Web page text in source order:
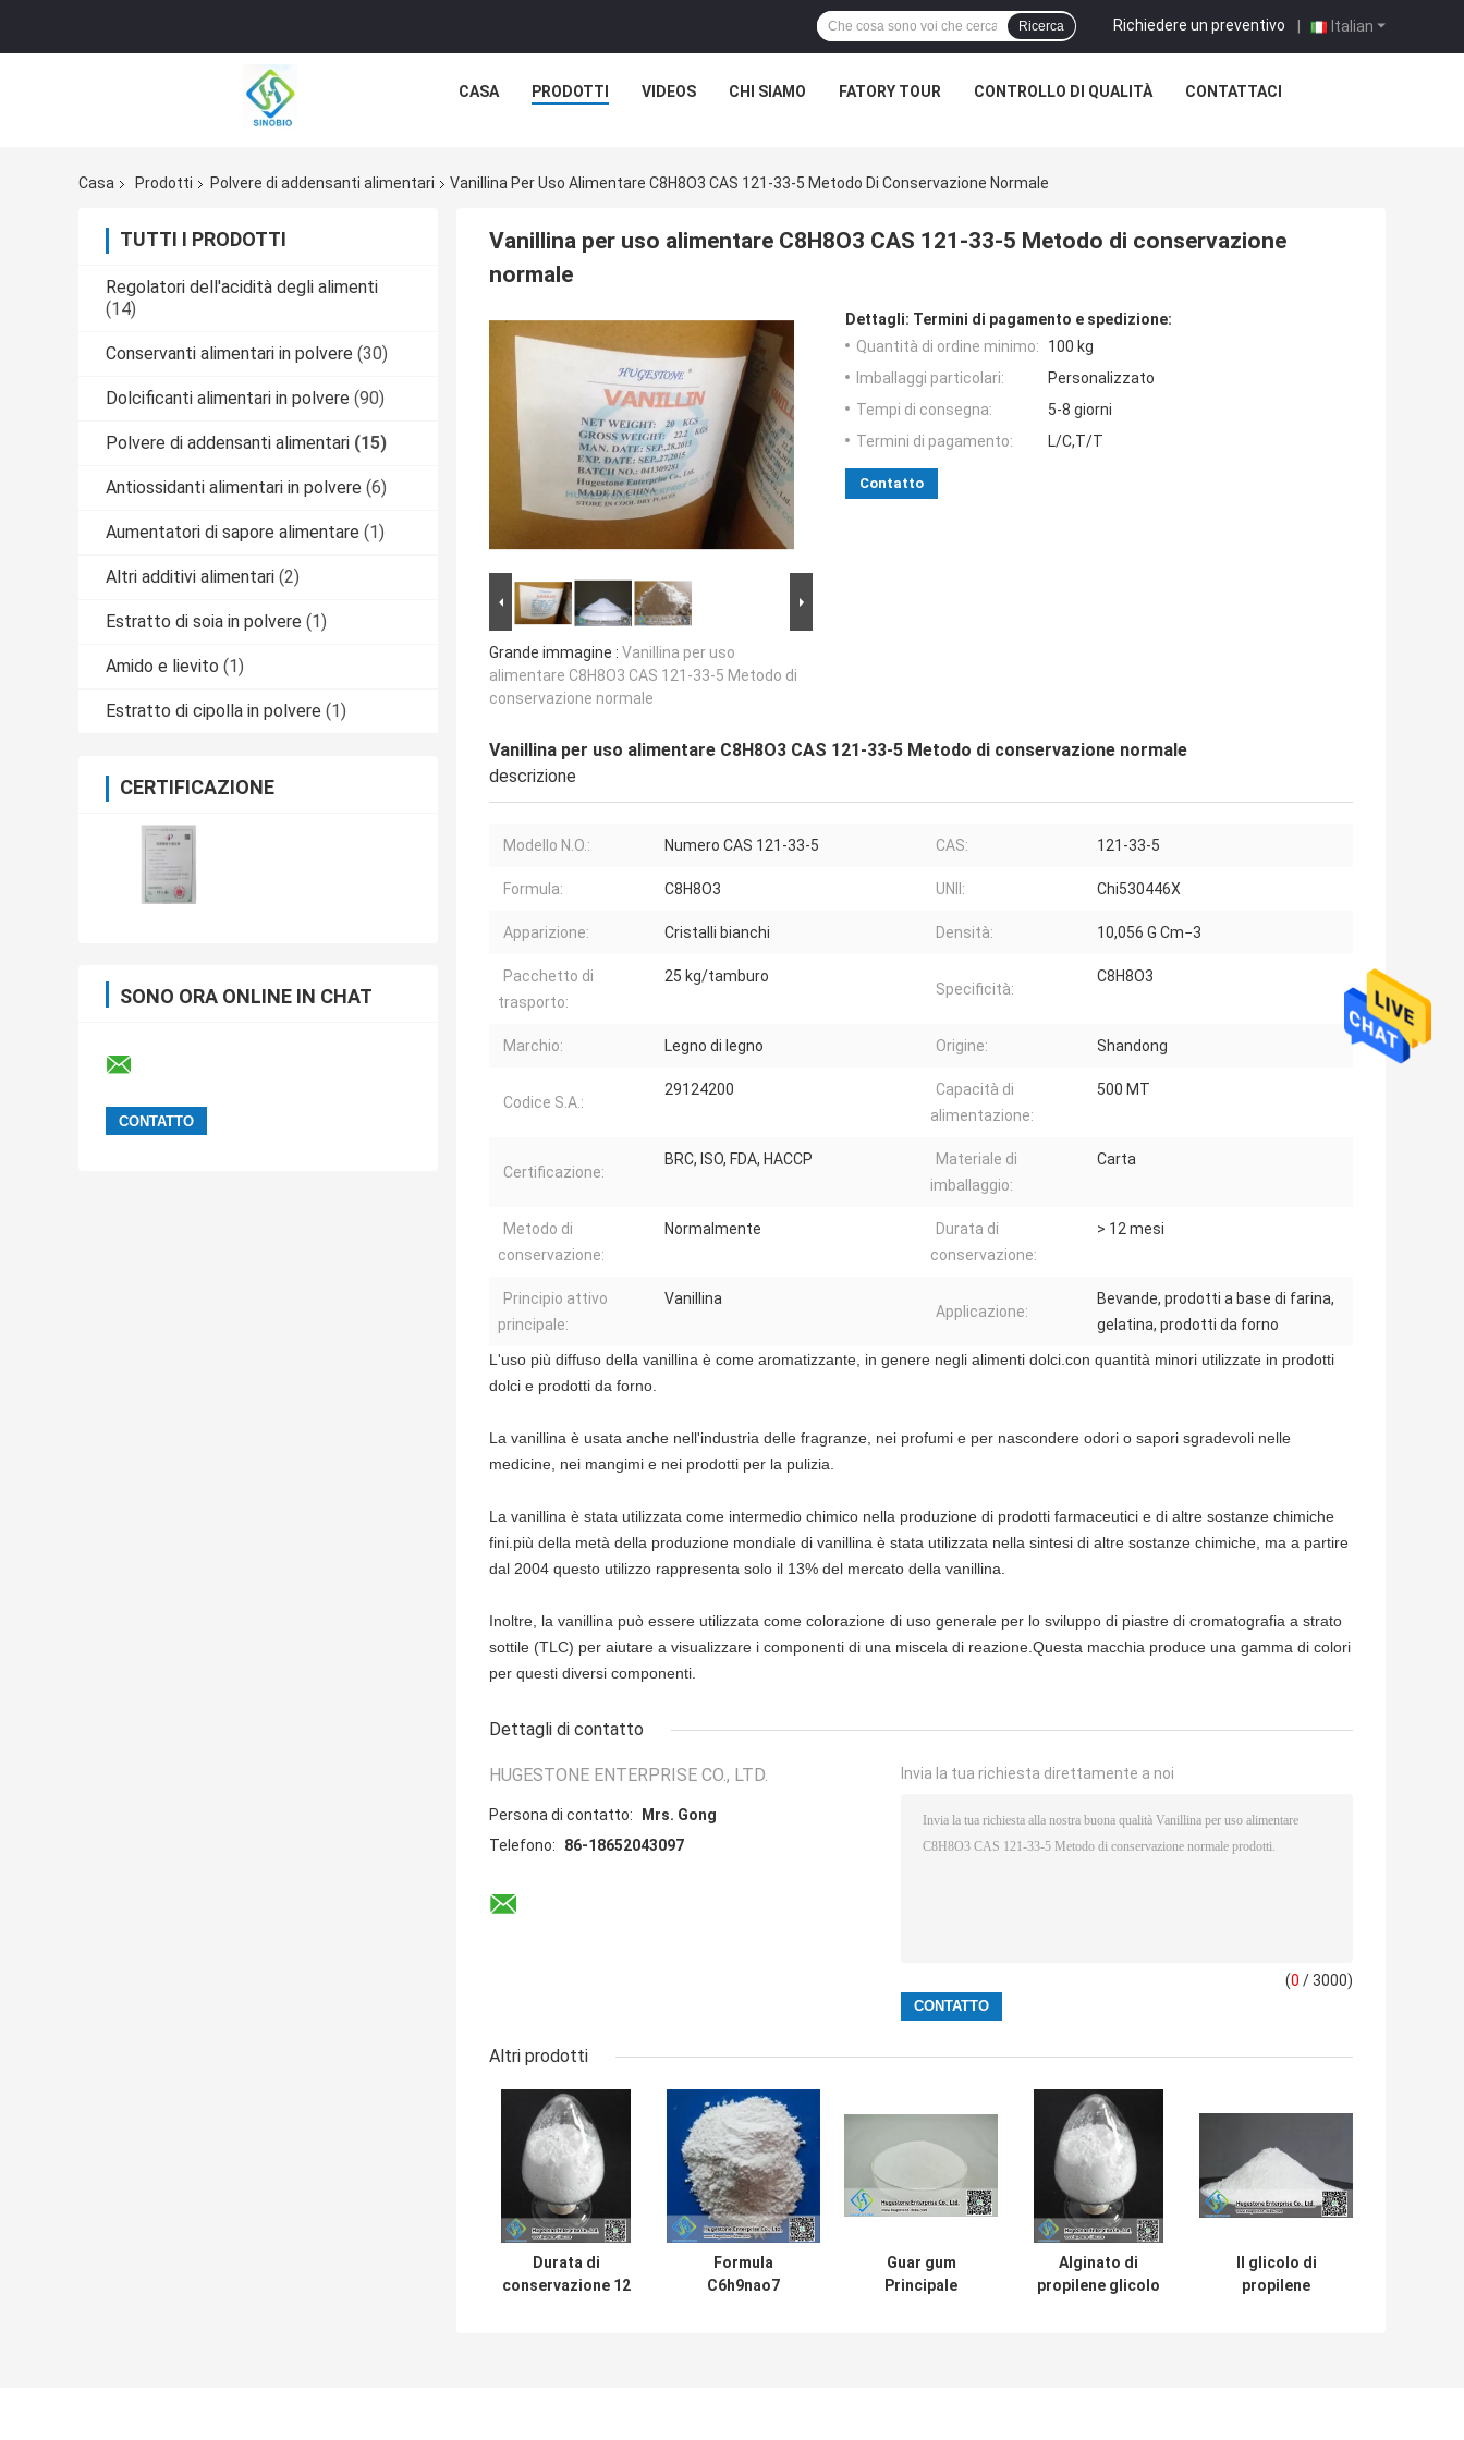
Italian
Richiedere un preventivo |
Ricerca
CASA PRODOTTI VIDEOS CHI SIAMO FATORY TOUR CONTROLLO DI QUALITÀ CONTATTACI
Casa Prodotti Polvere di addensanti alimentari Vanillina Per Uso Alimentare C8H8O3 CAS 121-33-5 Metodo Di Conservazione Normale
TUTTI I PRODOTTI
Regolatori dell'acidità degli alimenti
(14)
Conservanti alimentari in polvere (30)
Dolcificanti alimentari in polvere (90)
Polvere di addensanti alimentari (15)
Antiossidanti alimentari in polvere (6)
Aumentatori di sapore alimentare (1)
Altri additivi alimentari (2)
Estratto di soia in polvere (1)
Amido e lievito (1)
Estratto di cipolla in polvere (1)
CERTIFICAZIONE
SONO ORA ONLINE IN CHAT
Vanillina per uso alimentare C8H8O3 CAS 121-33-5 Metodo di conservazione
normale
Grande immagine : Vanillina per uso
alimentare C8H8O3 CAS 121-33-5 Metodo di
conservazione normale
Dettagli: Termini di pagamento e spedizione:
Quantità di ordine minimo:
100 kg
Imballaggi particolari:
Personalizzato
Tempi di consegna:
5-8 giorni
Termini di pagamento:
L/C,T/T
Contatto
Vanillina per uso alimentare C8H8O3 CAS 121-33-5 Metodo di conservazione normale
descrizione
Modello N.O.: Numero CAS 121-33-5 CAS: 121-33-5
Formula: C8H8O3 UNII: Chi530446X
Apparizione: Cristalli bianchi Densità: 10,056 G Cm−3
Pacchetto di
trasporto:
25 kg/tamburo
Specificità:
C8H8O3
Marchio: Legno di legno Origine: Shandong
Codice S.A.:
29124200
Capacità di
alimentazione:
500 MT
Certificazione:
BRC, ISO, FDA, HACCP
Materiale di
imballaggio:
Carta
Metodo di
conservazione:
Normalmente
Durata di
conservazione:
> 12 mesi
Principio attivo
principale:
Vanillina
Applicazione:
Bevande, prodotti a base di farina,
gelatina, prodotti da forno
L'uso più diffuso della vanillina è come aromatizzante, in genere negli alimenti dolci.con quantità minori utilizzate in prodotti
dolci e prodotti da forno.
La vanillina è usata anche nell'industria delle fragranze, nei profumi e per nascondere odori o sapori sgradevoli nelle
medicine, nei mangimi e nei prodotti per la pulizia.
La vanillina è stata utilizzata come intermedio chimico nella produzione di prodotti farmaceutici e di altre sostanze chimiche
fini.più della metà della produzione mondiale di vanillina è stata utilizzata nella sintesi di altre sostanze chimiche, ma a partire
dal 2004 questo utilizzo rappresenta solo il 13% del mercato della vanillina.
Inoltre, la vanillina può essere utilizzata come colorazione di uso generale per lo sviluppo di piastre di cromatografia a strato
sottile (TLC) per aiutare a visualizzare i componenti di una miscela di reazione.Questa macchia produce una gamma di colori
per questi diversi componenti.
Dettagli di contatto
HUGESTONE ENTERPRISE CO., LTD.
Persona di contatto:
Mrs. Gong
Telefono:
86-18652043097
Invia la tua richiesta direttamente a noi
(0 / 3000)
Altri prodotti
Durata di
conservazione 12
Formula
C6h9nao7
Guar gum
Principale
Alginato di
propilene glicolo
Il glicolo di
propilene